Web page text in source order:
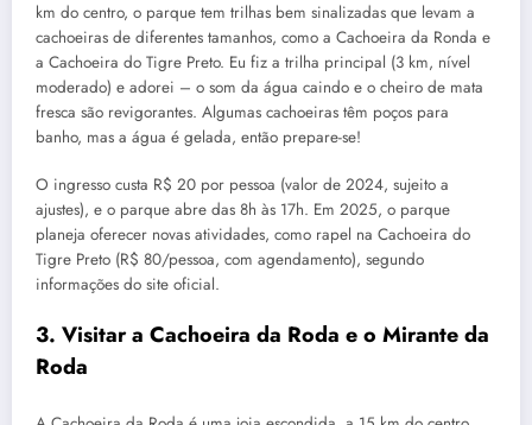
km do centro, o parque tem trilhas bem sinalizadas que levam a
cachoeiras de diferentes tamanhos, como a Cachoeira da Ronda e
a Cachoeira do Tigre Preto. Eu fiz a trilha principal (3 km, nível
moderado) e adorei – o som da água caindo e o cheiro de mata
fresca são revigorantes. Algumas cachoeiras têm poços para
banho, mas a água é gelada, então prepare-se!
O ingresso custa R$ 20 por pessoa (valor de 2024, sujeito a
ajustes), e o parque abre das 8h às 17h. Em 2025, o parque
planeja oferecer novas atividades, como rapel na Cachoeira do
Tigre Preto (R$ 80/pessoa, com agendamento), segundo
informações do site oficial.
3. Visitar a Cachoeira da Roda e o Mirante da
Roda